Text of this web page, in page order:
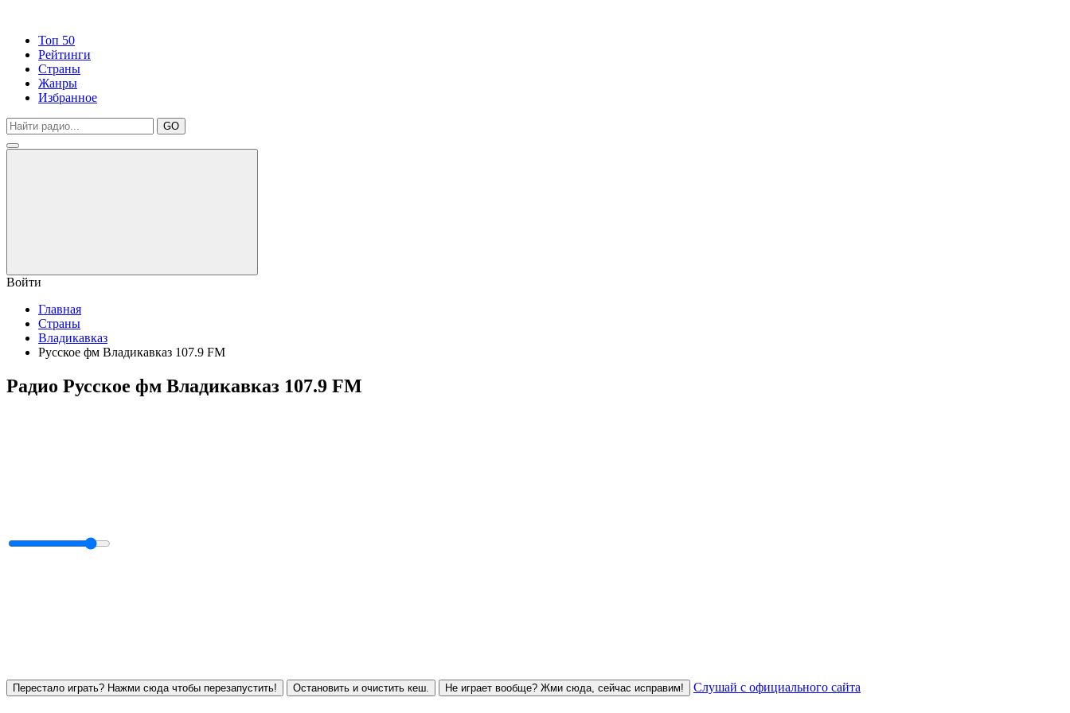
Топ 50
Рейтинги
Страны
Жанры
Избранное
GO
Войти
Главная
Страны
Владикавказ
Русское фм Владикавказ 107.9 FM
Радио Русское фм Владикавказ 107.9 FM
Перестало играть? Нажми сюда чтобы перезапустить! Остановить и очистить кеш. Не играет вообще? Жми сюда, сейчас исправим! Слушай с официального сайта